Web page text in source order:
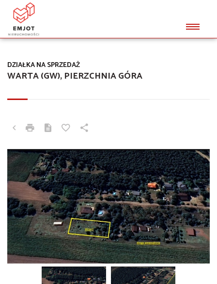
WARTA (GW), PIERZCHNIA GÓRA
DZIAŁKA NA SPRZEDAŻ